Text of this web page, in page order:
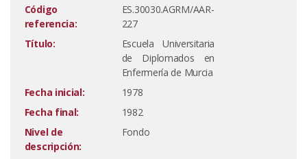
Código
referencia:
ES.30030.AGRM/AAR-
227
Título:
Escuela Universitaria
de Diplomados en
Enfermería de Murcia
Fecha inicial:
1978
Fecha final:
1982
Nivel de
descripción:
Fondo